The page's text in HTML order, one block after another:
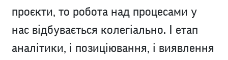
проєкти, то робота над процесами у
нас відбувається колегіально. І етап
аналітики, і позиціювання, і виявлення